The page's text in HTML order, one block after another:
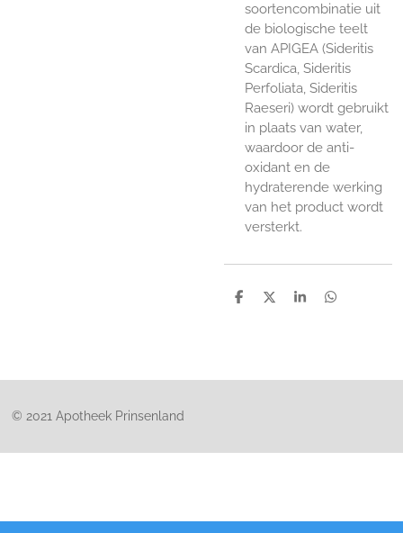
soortencombinatie uit
de biologische teelt
van APIGEA (Sideritis
Scardica, Sideritis
Perfoliata, Sideritis
Raeseri) wordt gebruikt
in plaats van water,
waardoor de anti-
oxidant en de
hydraterende werking
van het product wordt
versterkt.
D
D
S
D
© 2021 Apotheek Prinsenland